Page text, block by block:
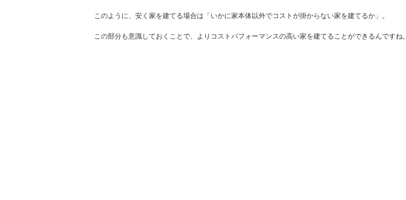
このように、安く家を建てる場合は「いかに家本体以外でコストが掛からない家を建てるか」。
この部分も意識しておくことで、よりコストパフォーマンスの高い家を建てることができるんですね。